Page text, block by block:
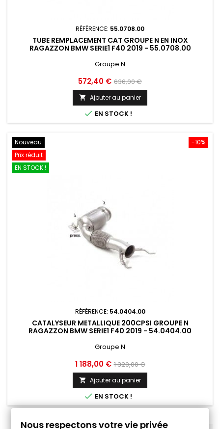
RÉFÉRENCE: 55.0708.00
TUBE REMPLACEMENT CAT GROUPE N EN INOX
RAGAZZON BMW SERIE1 F40 2019 - 55.0708.00
Groupe N
Prix
572,40 € Prix
de
base
636,00 €
 Ajouter au panier
 EN STOCK !
-10%
Nouveau
Prix réduit
EN STOCK !
RÉFÉRENCE: 54.0404.00
CATALYSEUR METALLIQUE 200CPSI GROUPE N
RAGAZZON BMW SERIE1 F40 2019 - 54.0404.00
Groupe N
Prix
1 188,00 € Prix
de
base
1 320,00 €
 Ajouter au panier
 EN STOCK !
Nous respectons votre vie privée